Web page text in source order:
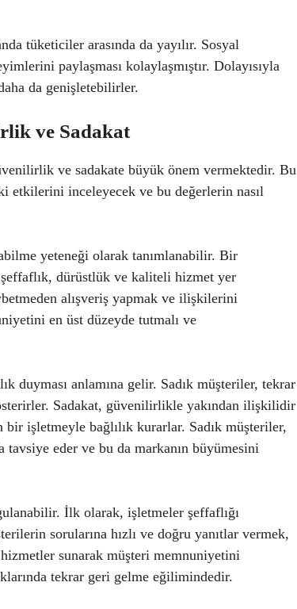
tüketiciler arasında da yayılır. Sosyal
paylaşması kolaylaşmıştır. Dolayısıyla
da genişletebilirler.
ve Sadakat
ve sadakate büyük önem vermektedir. Bu
etkilerini inceleyecek ve bu değerlerin nasıl
yeteneği olarak tanımlanabilir. Bir
dürüstlük ve kaliteli hizmet yer
alışveriş yapmak ve ilişkilerini
en üst düzeyde tutmalı ve
duyması anlamına gelir. Sadık müşteriler, tekrar
Sadakat, güvenilirlikle yakından ilişkilidir
işletmeyle bağlılık kurarlar. Sadık müşteriler,
tavsiye eder ve bu da markanın büyümesini
İlk olarak, işletmeler şeffaflığı
sorularına hızlı ve doğru yanıtlar vermek,
sunarak müşteri memnuniyetini
tekrar geri gelme eğilimindedir.